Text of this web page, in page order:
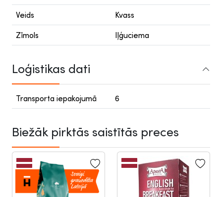
Veids Kvass
Zīmols Iļģuciema
Loģistikas dati
Transporta iepakojumā 6
Biežāk pirktās saistītās preces